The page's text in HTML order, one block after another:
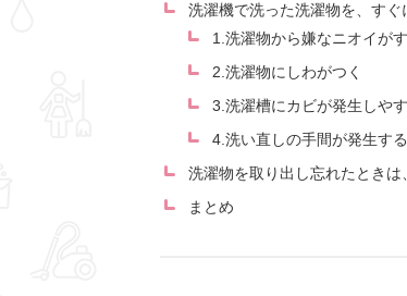
洗濯機で洗った洗濯物を、すぐ
1.洗濯物から嫌なニオイが
2.洗濯物にしわがつく
3.洗濯槽にカビが発生しや
4.洗い直しの手間が発生する
洗濯物を取り出し忘れたときは
まとめ